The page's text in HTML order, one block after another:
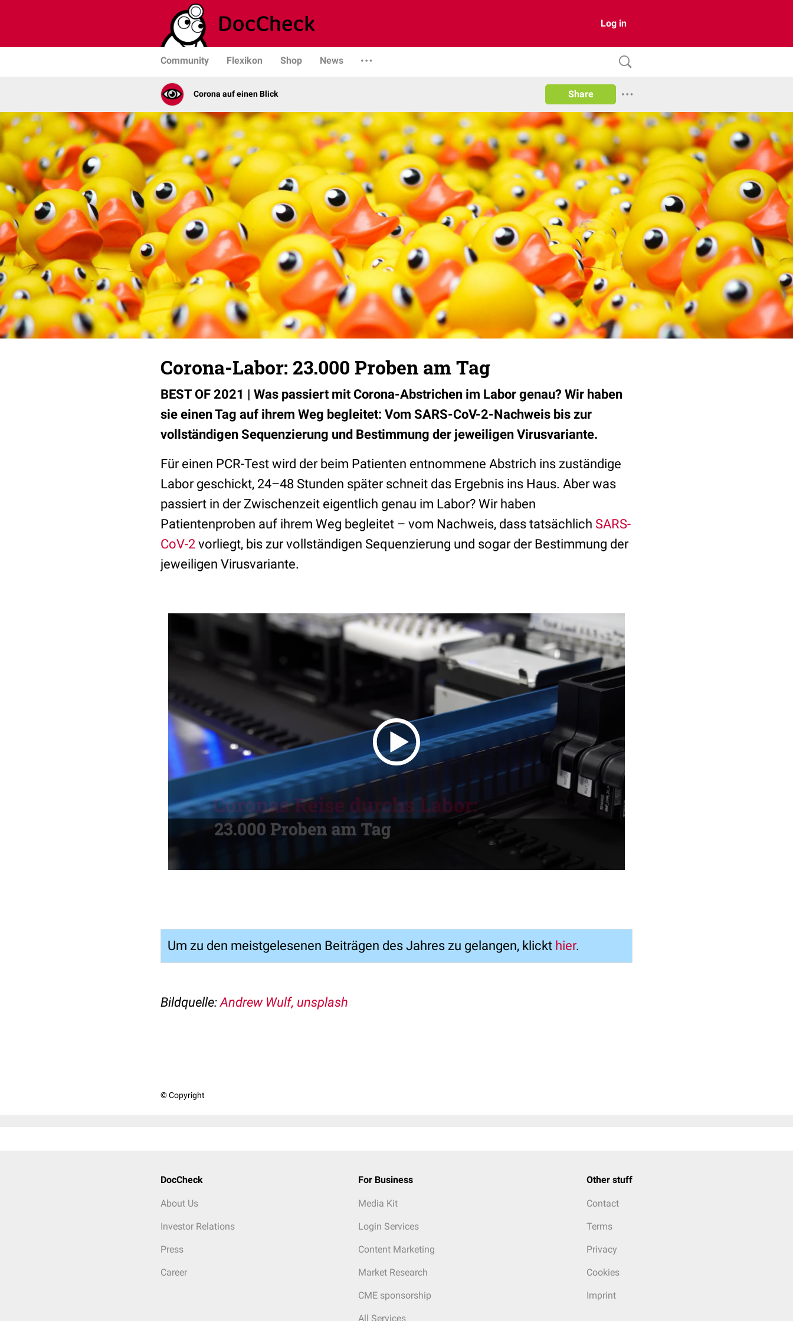
Log in
Community Flexikon Shop News
Corona auf einen Blick Share
Corona-Labor: 23.000 Proben am Tag
BEST OF 2021 | Was passiert mit Corona-Abstrichen im Labor genau? Wir haben
sie einen Tag auf ihrem Weg begleitet: Vom SARS-CoV-2-Nachweis bis zur
vollständigen Sequenzierung und Bestimmung der jeweiligen Virusvariante.
Für einen PCR-Test wird der beim Patienten entnommene Abstrich ins zuständige
Labor geschickt, 24–48 Stunden später schneit das Ergebnis ins Haus. Aber was
passiert in der Zwischenzeit eigentlich genau im Labor? Wir haben
Patientenproben auf ihrem Weg begleitet – vom Nachweis, dass tatsächlich SARS-
CoV-2 vorliegt, bis zur vollständigen Sequenzierung und sogar der Bestimmung der
jeweiligen Virusvariante.
Um zu den meistgelesenen Beiträgen des Jahres zu gelangen, klickt hier.
Bildquelle:Andrew Wulf, unsplash
© Copyright
DocCheck
About Us
Investor Relations
Press
Career
For Business
Media Kit
Login Services
Content Marketing
Market Research
CME sponsorship
All Services
Other stuff
Contact
Terms
Privacy
Cookies
Imprint